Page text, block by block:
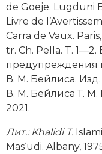
de Goeje. Lugduni
Livre de
Carra de Vaux.
tr. Ch. Pella. T.
предупреждения
В. М. Бейлиса.
В. М. Бейлиса Т. М.
2021.
Лит.: Khalidi T.
Mas‘udi. Albany,